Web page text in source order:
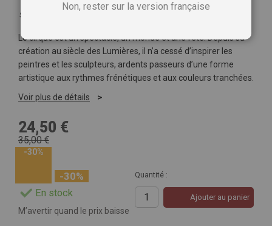
Soyez le premier à commenter ce produit
Le cirque est un spectacle, un monde et une fête. Depuis sa
création au siècle des Lumières, il n’a cessé d’inspirer les
peintres et les sculpteurs, ardents passeurs d’une forme
artistique aux rythmes frénétiques et aux couleurs tranchées.
Voir plus de détails
24,50 €
35,00 €
-30%
-30%
En stock
Quantité :
Ajouter au panier
M’avertir quand le prix baisse
Non, rester sur la version française